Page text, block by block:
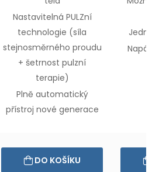
Nastavitelná PULZní
technologie (síla
stejnosměrného proudu
+ šetrnost pulzní
terapie)
Plně automatický
přístroj nové generace
DO KOŠÍKU